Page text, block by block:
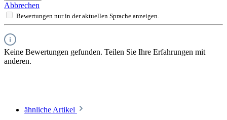
Abbrechen
Bewertungen nur in der aktuellen Sprache anzeigen.
Keine Bewertungen gefunden. Teilen Sie Ihre Erfahrungen mit
anderen.
ähnliche Artikel